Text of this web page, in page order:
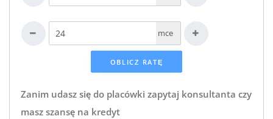
mce
Zanim udasz się do placówki zapytaj konsultanta czy
masz szansę na kredyt